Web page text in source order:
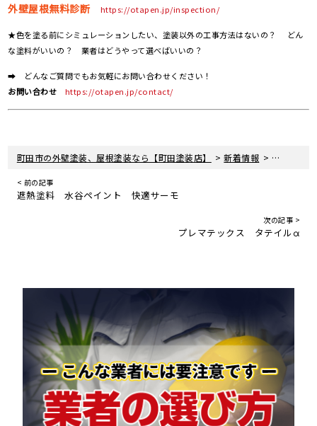
外壁屋根無料診断 https://otapen.jp/inspection/
★色を塗る前にシミュレーションしたい、塗装以外の工事方法はないの？ どん
な塗料がいいの？ 業者はどうやって選べばいいの？
➡ どんなご質問でもお気軽にお問い合わせください！
お問い合わせ
https://otapen.jp/contact/
町田市の外壁塗装、屋根塗装なら【町田塗装店】 >新着情報 > 塗料につ
< 前の記事
遮熱塗料 水谷ペイント 快適サーモ
次の記事 >
プレマテックス タテイルα